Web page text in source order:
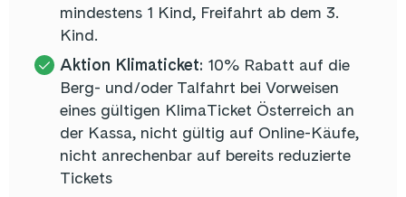
mindestens 1 Kind, Freifahrt ab dem 3.
Kind.
Aktion Klimaticket: 10% Rabatt auf die
Berg- und/oder Talfahrt bei Vorweisen
eines gültigen KlimaTicket Österreich an
der Kassa, nicht gültig auf Online-Käufe,
nicht anrechenbar auf bereits reduzierte
Tickets